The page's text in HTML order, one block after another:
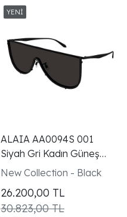
ALAIA AA0094S 001
Siyah Gri Kadın Güneş
Gözlüğü
New Collection - Black
26.200,00 TL
30.823,00 TL